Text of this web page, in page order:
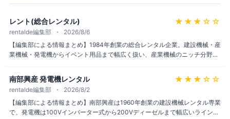
式サイトでご確認ください。
レント(総合レンタル) ★★★ ☆☆
rentalde編集部
2026/8/6
【編集部による情報まとめ】1984年創業の総合レンタル企業。建設機械・産
業機械・発電機からイベント用品まで幅広く扱い、産業機械のニッチ分野に
る一方、建機レンタルの取扱量では大手同業他社に一歩譲るとの指摘もあ
る。法人向けサービスのため一般消費者の口コミは少なめで、見積もりは個
別に確認したい。
南部興産 発電機レンタル ★★★ ☆☆
rentalde編集部
2026/8/2
【編集部による情報まとめ】南部興産は1960年創業の建設機械レンタル専業
で、発電機は100Vインバーター式から200Vディーゼルまで幅広いラインナ